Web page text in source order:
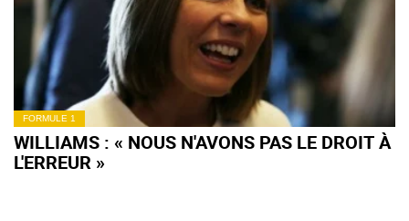
FORMULE 1
WILLIAMS : « NOUS N'AVONS PAS LE DROIT À
L'ERREUR »